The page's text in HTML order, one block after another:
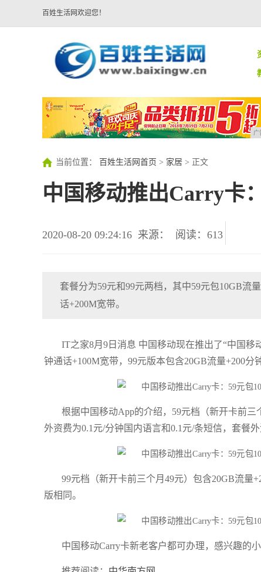
百姓生活网欢迎您！
广
当前位置： 百姓生活网首页 > 家居 > 正文
中国移动推出Carry卡
2020-08-20 09:24:16 来源： 阅读：613
套餐分为59元和99元两档，其中59元包10GB流
话+200M宽带。
IT之家8月9日消息 中国移动现在推出了“中国移
钟通话+100M宽带，99元版本包含20GB流量+200分
根据中国移动App的介绍，59元档（新开卡前
外资费为0.1元/分钟国内语言和0.1元/条短信，套餐
99元档（新开卡前三个月49元）包含20GB流量
版相同。
中国移动Carry卡新老客户都可办理，感兴趣的